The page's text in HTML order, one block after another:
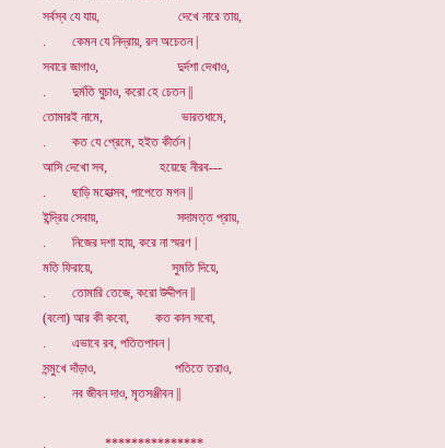
সর্বস্ব যে যায়, দেখে নারে তায়,
. কেমন যে নিদ্রায়, রল অচেতন |
সবারে জাগাও, দুর্দশা দেখাও,
. দুর্মতি ঘুচাও, করো হে চেতন ||
তোমারই নামে, ভারতধামে,
. কত যে প্রেমে, হইত কীর্তন |
আসি দেখো সব, হয়েছে নীরব---
. ছাড়ি মহোত্সব, পাপেতে মগন ||
ইন্দ্রিয় সেবায়, সদামত্ত প্রায়,
. নিজের দশা হায়, করে না স্মরণ |
মতি ফিরায়ে, সুমতি দিয়ে,
. তোমারি তেজে, করো উদ্দীপন ||
(বলো) আর কী কবো, কত কাল সবো,
. এভাবে রব, পতিতপাবন |
সন্মুখে দাঁড়াও, পতিতে তরাও,
. নব জীবন দাও, মৃতসঞ্জীবন ||
. ***************